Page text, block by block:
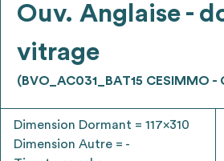
Être recontacté
stratégies
Ouv. Anglaise -
vitrage
(BVO_AC031_BAT15 CESIMMO -
Dimension Dormant = 117x310
Dimension Autre = -